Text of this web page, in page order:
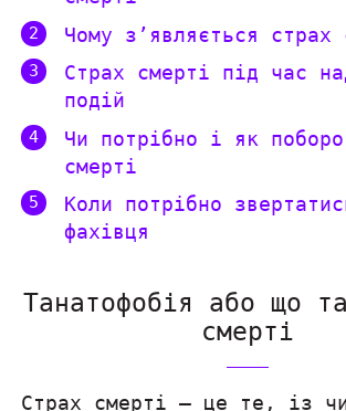
Чому зʼявляється страх
Страх смерті під час
подій
Чи потрібно і як
смерті
Коли потрібно
фахівця
Танатофобія або що
смерті
Страх смерті — це те, із